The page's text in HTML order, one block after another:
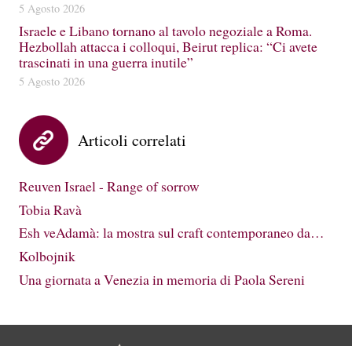
5 Agosto 2026
Israele e Libano tornano al tavolo negoziale a Roma.
Hezbollah attacca i colloqui, Beirut replica: “Ci avete
trascinati in una guerra inutile”
5 Agosto 2026
Articoli correlati
Reuven Israel - Range of sorrow
Tobia Ravà
Esh veAdamà: la mostra sul craft contemporaneo da…
Kolbojnik
Una giornata a Venezia in memoria di Paola Sereni